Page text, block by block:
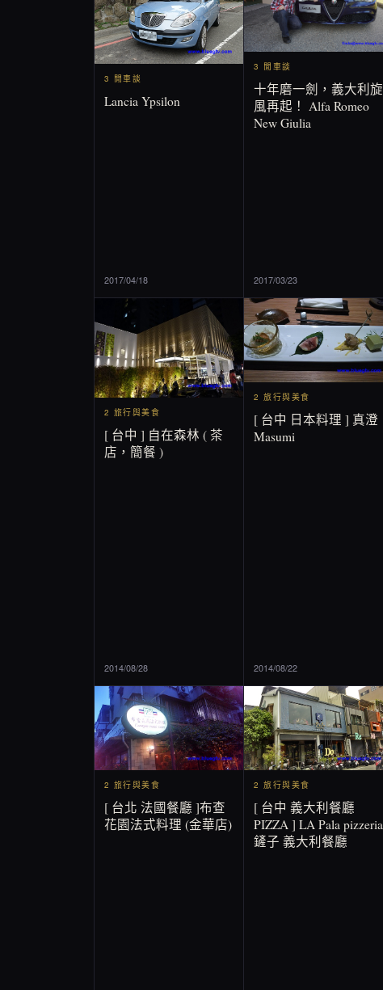
3 閒車談
Lancia Ypsilon
2017/04/18
3 閒車談
十年磨一劍，義大利旋
風再起！ Alfa Romeo
New Giulia
2017/03/23
2 旅行與美食
[ 台中 ] 自在森林 ( 茶
店，簡餐 )
2014/08/28
2 旅行與美食
[ 台中 日本料理 ] 真澄
Masumi
2014/08/22
2 旅行與美食
[ 台北 法國餐廳 ]布查
花園法式料理 (金華店)
2 旅行與美食
[ 台中 義大利餐廳
PIZZA ] LA Pala pizzeria
鏟子 義大利餐廳